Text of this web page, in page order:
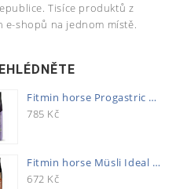
Tisíce produktů z
e-shopů na jednom místě.
Fitmin horse Progastric 20kg
785 Kč
Fitmin horse Müsli Ideal 20kg
672 Kč